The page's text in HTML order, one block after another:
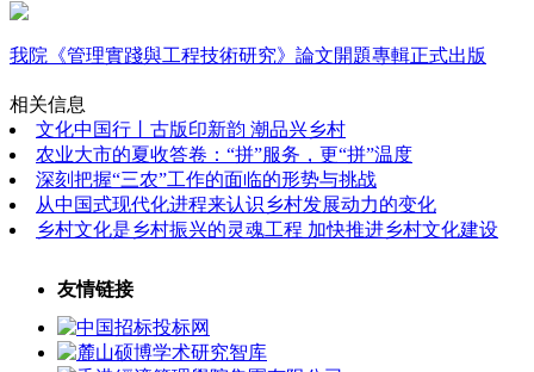
我院《管理實踐與工程技術研究》論文開題專輯正式出版
相关信息
文化中国行丨古版印新韵 潮品兴乡村
农业大市的夏收答卷：“拼”服务，更“拼”温度
深刻把握“三农”工作的面临的形势与挑战
从中国式现代化进程来认识乡村发展动力的变化
乡村文化是乡村振兴的灵魂工程 加快推进乡村文化建设
友情链接